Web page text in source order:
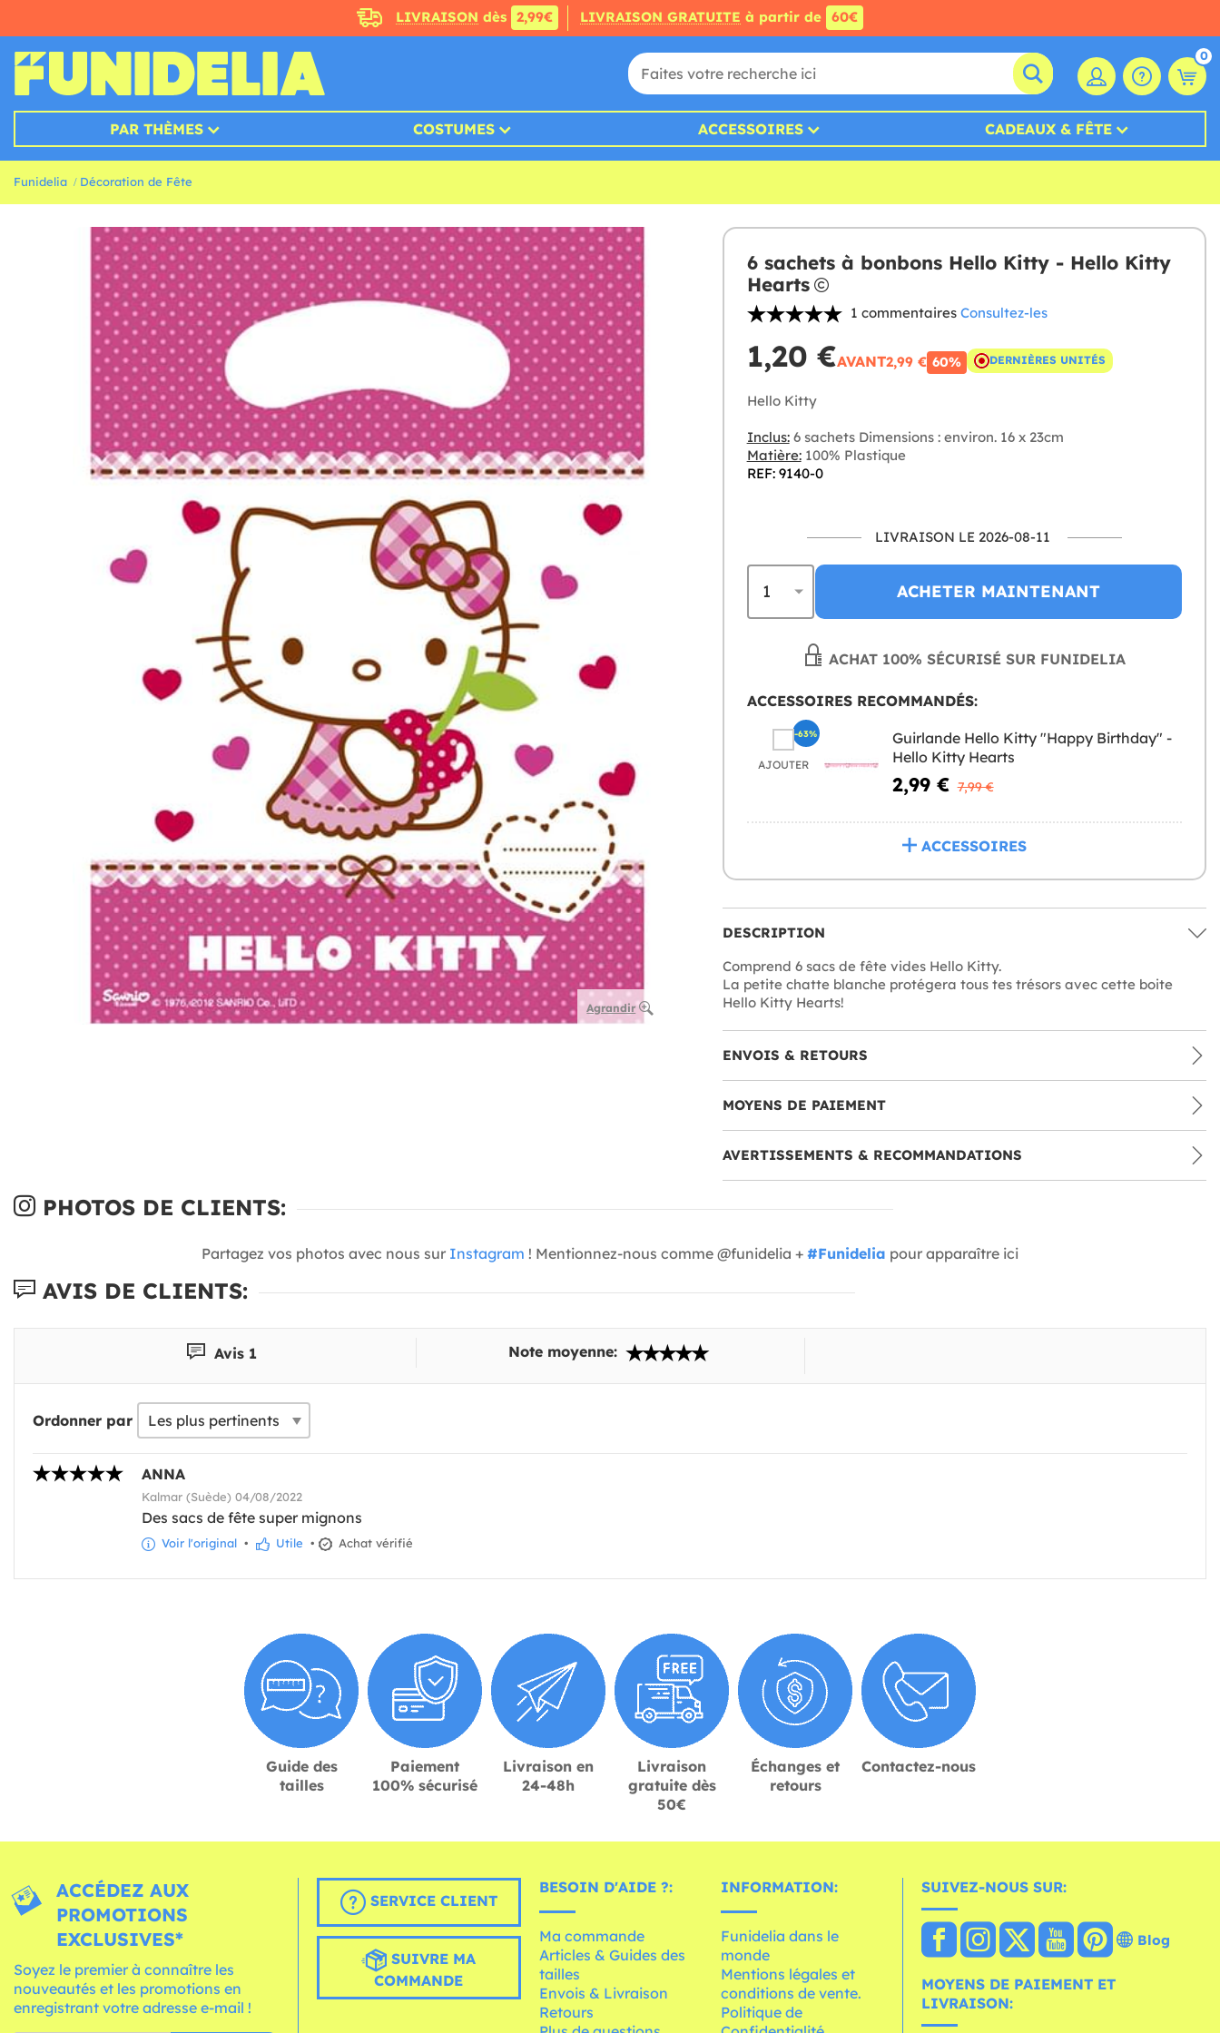
LIVRAISON dès 2,99€ LIVRAISON GRATUITE à partir de 60€
0
PAR THÈMES COSTUMES ACCESSOIRES CADEAUX & FÊTE
Funidelia Décoration de Fête
Agrandir
6 sachets à bonbons Hello Kitty - Hello Kitty
Hearts
1 commentaires Consultez-les
1,20 €AVANT2,99 € 60% DERNIÈRES UNITÉS
Hello Kitty
Inclus:6 sachets Dimensions : environ. 16 x 23cm
Matière:100% Plastique
REF: 9140-0
LIVRAISON LE 2026-08-11
ACHETER MAINTENANT
ACHAT 100% SÉCURISÉ SUR FUNIDELIA
ACCESSOIRES RECOMMANDÉS:
AJOUTER
Guirlande Hello Kitty "Happy Birthday" -
Hello Kitty Hearts
2,99 € 7,99 €
-63%
ACCESSOIRES
DESCRIPTION
Comprend 6 sacs de fête vides Hello Kitty.
La petite chatte blanche protégera tous tes trésors avec cette boite
Hello Kitty Hearts!
ENVOIS & RETOURS
MOYENS DE PAIEMENT
AVERTISSEMENTS & RECOMMANDATIONS
PHOTOS DE CLIENTS:
Partagez vos photos avec nous sur Instagram ! Mentionnez-nous comme @funidelia + #Funidelia pour apparaître ici
AVIS DE CLIENTS:
Avis 1 Note moyenne:
Ordonner par
ANNA
Kalmar (Suède) 04/08/2022
Des sacs de fête super mignons
Voir l'original • Utile • Achat vérifié
Guide des
tailles
Paiement
100% sécurisé
Livraison en
24-48h
Livraison
gratuite dès
50€
Échanges et
retours
Contactez-nous
ACCÉDEZ AUX
PROMOTIONS
EXCLUSIVES*
Soyez le premier à connaître les
nouveautés et les promotions en
enregistrant votre adresse e-mail !
SERVICE CLIENT
SUIVRE MA
COMMANDE
BESOIN D'AIDE ?:
Ma commande
Articles & Guides des
tailles
Envois & Livraison
Retours
INFORMATION:
Funidelia dans le
monde
Mentions légales et
conditions de vente.
Politique de
SUIVEZ-NOUS SUR:
Blog
MOYENS DE PAIEMENT ET
LIVRAISON: